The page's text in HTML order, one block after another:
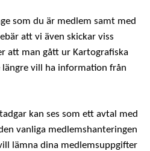
som du är medlem samt med
att vi även skickar viss
att man gått ur Kartografiska
vill ha information från
kan ses som ett avtal med
vanliga medlemshanteringen
lämna dina medlemsuppgifter